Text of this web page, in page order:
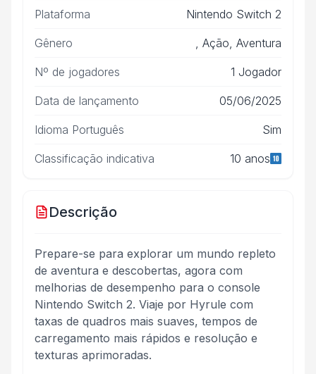
Plataforma Nintendo Switch 2
Gênero , Ação, Aventura
Nº de jogadores 1 Jogador
Data de lançamento 05/06/2025
Idioma Português Sim
Classificação indicativa 10 anos
Descrição
Prepare-se para explorar um mundo repleto
de aventura e descobertas, agora com
melhorias de desempenho para o console
Nintendo Switch 2. Viaje por Hyrule com
taxas de quadros mais suaves, tempos de
carregamento mais rápidos e resolução e
texturas aprimoradas.